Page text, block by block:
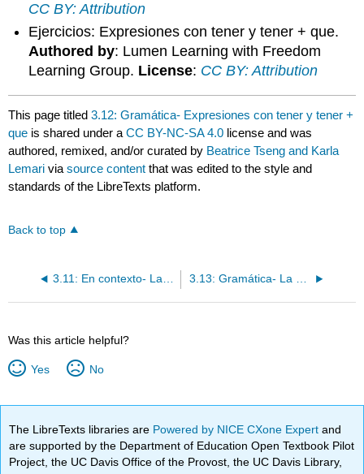
CC BY: Attribution
Ejercicios: Expresiones con tener y tener + que.
Authored by: Lumen Learning with Freedom
Learning Group. License: CC BY: Attribution
This page titled3.12: Gramática- Expresiones con tener y tener +
que is shared under aCC BY-NC-SA 4.0 license and was
authored, remixed, and/or curated by Beatrice Tseng and Karla
Lemari viasource content that was edited to the style and
standards of the LibreTexts platform.
Back to top
3.11: En contexto- Las expresiones con tener 3.13: Gramática- La conjugación de los verbos regulares en -ar
Was this article helpful?
Yes No
The LibreTexts libraries are Powered by NICE CXone Expertand
are supported by the Department of Education Open Textbook Pilot
Project, the UC Davis Office of the Provost, the UC Davis Library,